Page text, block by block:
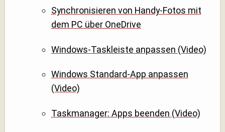
Synchronisieren von Handy-Fotos mit
dem PC über OneDrive
Windows-Taskleiste anpassen (Video)
Windows Standard-App anpassen
(Video)
Taskmanager: Apps beenden (Video)